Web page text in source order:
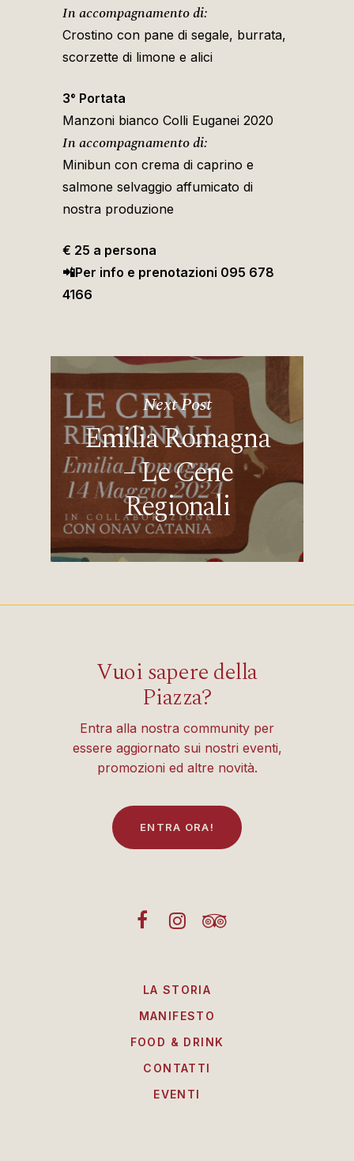
In accompagnamento di:
Crostino con pane di segale, burrata,
scorzette di limone e alici
3° Portata
Manzoni bianco Colli Euganei 2020
In accompagnamento di:
Minibun con crema di caprino e
salmone selvaggio affumicato di
nostra produzione
€ 25 a persona
📲Per info e prenotazioni 095 678
4166
Next Post
Emilia Romagna
– Le Cene
Regionali
Vuoi sapere della
Piazza?
Entra alla nostra community per
essere aggiornato sui nostri eventi,
promozioni ed altre novità.
EN TRA ORA!
LA STORIA
MANIFESTO
FOOD & DRINK
CONTATTI
EVENTI